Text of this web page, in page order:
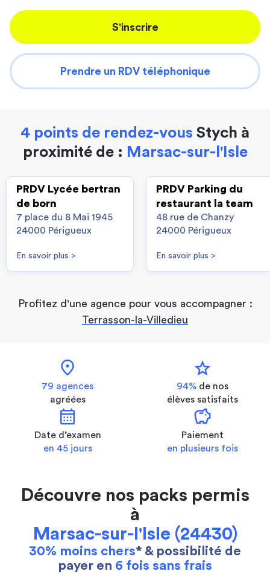
S'inscrire
Prendre un RDV téléphonique
4 points de rendez-vous Stych à
proximité de : Marsac-sur-l'Isle
PRDV Lycée bertran
de born
7 place du 8 Mai 1945
24000 Périgueux
En savoir plus >
PRDV Parking du
restaurant la team
48 rue de Chanzy
24000 Périgueux
En savoir plus >
Profitez d'une agence pour vous accompagner :
Terrasson-la-Villedieu
location_on
79 agences
agréées
star
94% de nos
élèves satisfaits
calendar_month
Date d’examen
en 45 jours
savings
Paiement
en plusieurs fois
Découvre nos packs permis
à
Marsac-sur-l'Isle (24430)
30% moins chers* & possibilité de
payer en 6 fois sans frais